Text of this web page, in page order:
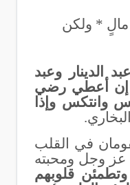
* ولكن
عبد الدينار وعبد
، إن أعطي رضي
وإذا
في القلب
عز وجل ومحبته
وتطمئن قلوبهم